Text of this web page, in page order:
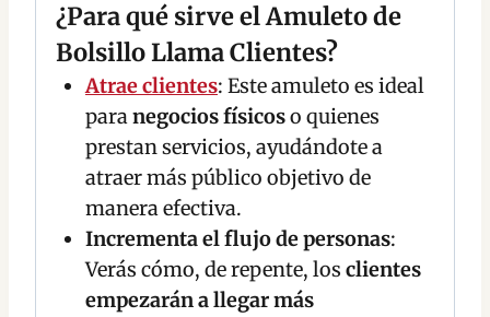
¿Para qué sirve el Amuleto de
Bolsillo Llama Clientes?
Atrae clientes: Este amuleto es ideal
paranegocios físicoso quienes
prestan servicios, ayudándote a
atraer más público objetivo de
manera efectiva.
Incrementa el flujo de personas:
Verás cómo, de repente, los clientes
empezarán a llegar más